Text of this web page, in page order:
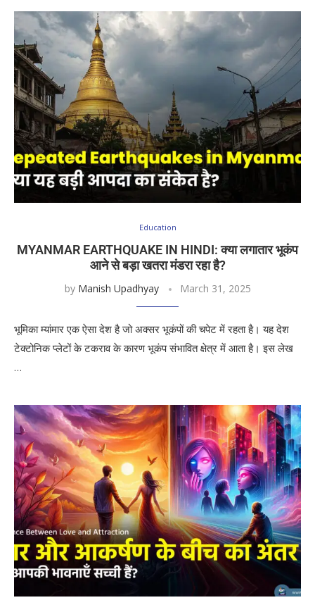
Education
MYANMAR EARTHQUAKE IN HINDI: क्या लगातार भूकंप
आने से बड़ा खतरा मंडरा रहा है?
by Manish Upadhyay March 31, 2025
भूमिका म्यांमार एक ऐसा देश है जो अक्सर भूकंपों की चपेट में रहता है। यह देश
टेक्टोनिक प्लेटों के टकराव के कारण भूकंप संभावित क्षेत्र में आता है। इस लेख
…